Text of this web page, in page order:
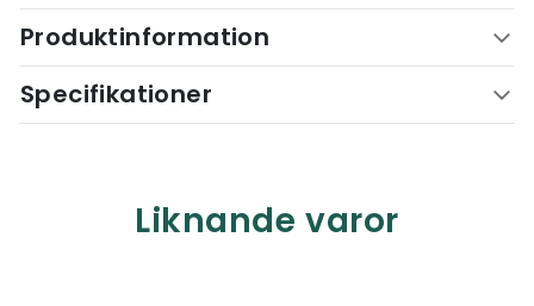
Produktinformation
Specifikationer
Liknande varor